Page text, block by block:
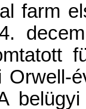
farm
Orwell-